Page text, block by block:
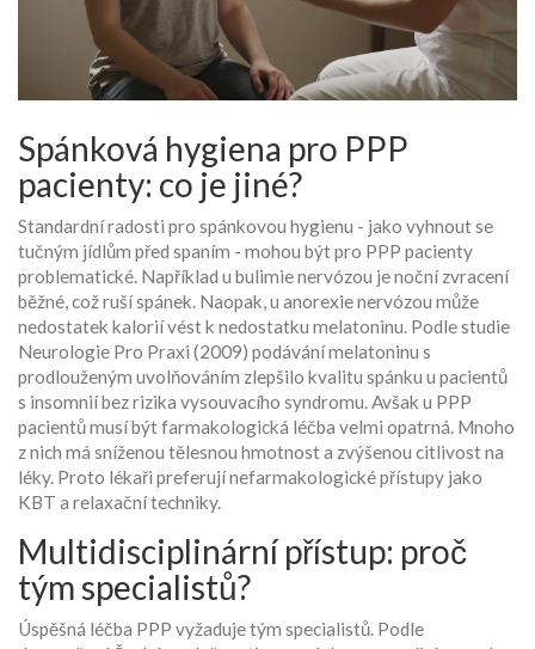
Spánková hygiena pro PPP
pacienty: co je jiné?
Standardní radosti pro spánkovou hygienu - jako vyhnout se
tučným jídlům před spaním - mohou být pro PPP pacienty
problematické. Například u bulimie nervózou je noční zvracení
běžné, což ruší spánek. Naopak, u anorexie nervózou může
nedostatek kalorií vést k nedostatku melatoninu. Podle studie
Neurologie Pro Praxi (2009) podávánímelatoninu s
prodlouženým uvolňováním zlepšilo kvalitu spánku u pacientů
s insomnií bez rizika vysouvacího syndromu. Avšak u PPP
pacientů musí být farmakologická léčba velmi opatrná. Mnoho
z nich má sníženou tělesnou hmotnost a zvýšenou citlivost na
léky. Proto lékaři preferují nefarmakologické přístupy jako
KBT a relaxační techniky.
Multidisciplinární přístup: proč
tým specialistů?
Úspěšná léčba PPP vyžaduje tým specialistů. Podle